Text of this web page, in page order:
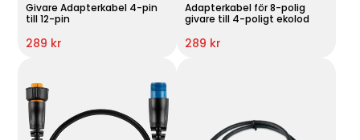
Givare Adapterkabel 4-pin
till 12-pin
289 kr
Adapterkabel för 8-polig
givare till 4-poligt ekolod
289 kr